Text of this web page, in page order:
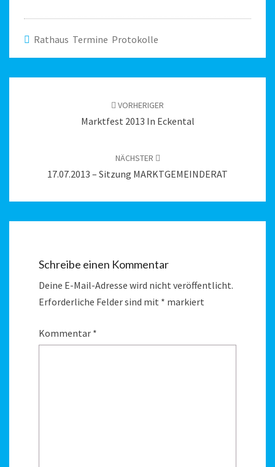
Rathaus Termine Protokolle
VORHERIGER
Marktfest 2013 In Eckental
NÄCHSTER
17.07.2013 – Sitzung MARKTGEMEINDERAT
Schreibe einen Kommentar
Deine E-Mail-Adresse wird nicht veröffentlicht.
Erforderliche Felder sind mit * markiert
Kommentar *